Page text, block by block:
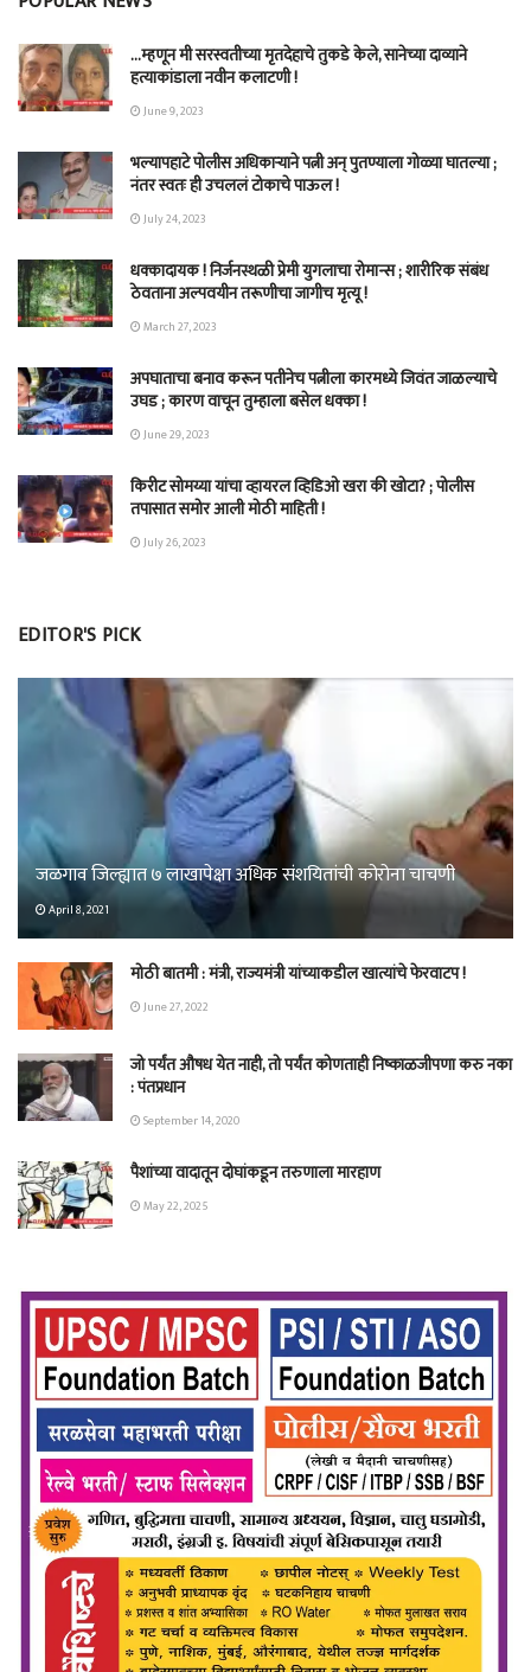
…म्हणून मी सरस्वतीच्या मृतदेहाचे तुकडे केले, सानेच्या दाव्याने
हत्याकांडाला नवीन कलाटणी !
June 9, 2023
भल्यापहाटे पोलीस अधिकाऱ्याने पत्नी अन् पुतण्याला गोळ्या घातल्या ;
नंतर स्वतः ही उचललं टोकाचे पाऊल !
July 24, 2023
धक्कादायक ! निर्जनस्थळी प्रेमी युगलाचा रोमान्स ; शारीरिक संबंध
ठेवताना अल्पवयीन तरूणीचा जागीच मृत्यू !
March 27, 2023
अपघाताचा बनाव करून पतीनेच‎ पत्नीला कारमध्ये जिवंत जाळल्याचे
उघड ; कारण वाचून तुम्हाला बसेल धक्का !
June 29, 2023
किरीट सोमय्या यांचा व्हायरल व्हिडिओ खरा की खोटा? ; पोलीस
तपासात समोर आली मोठी माहिती !
July 26, 2023
EDITOR'S PICK
जळगाव जिल्ह्यात ७ लाखापेक्षा अधिक संशयितांची कोरोना चाचणी
April 8, 2021
मोठी बातमी : मंत्री, राज्यमंत्री यांच्याकडील खात्यांचे फेरवाटप !
June 27, 2022
जो पर्यंत औषध येत नाही, तो पर्यंत कोणताही निष्काळजीपणा करु नका
: पंतप्रधान
September 14, 2020
पैशांच्या वादातून दोघांकडून तरुणाला मारहाण
May 22, 2025